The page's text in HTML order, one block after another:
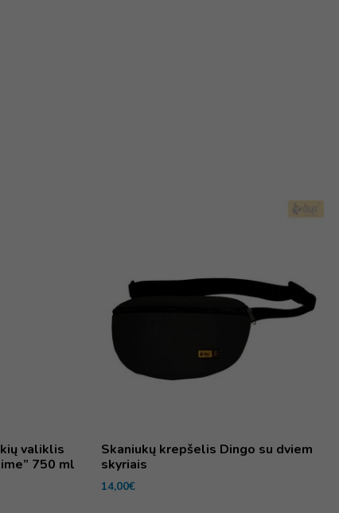
valiklis
750 ml
Skaniukų krepšelis Dingo su dviem
skyriais
14,00€